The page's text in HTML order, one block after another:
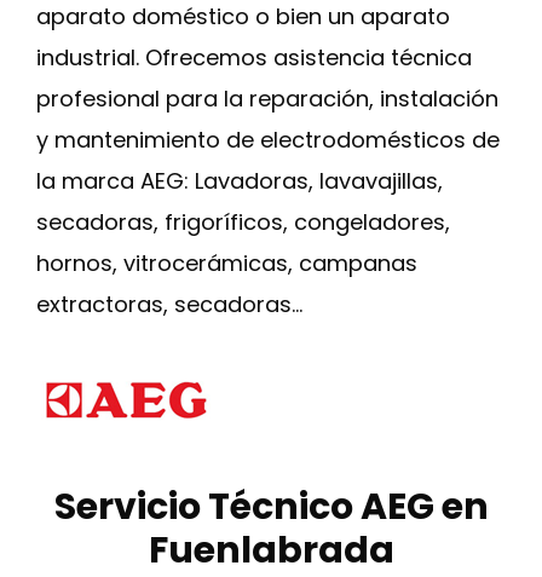
aparato doméstico o bien un aparato
industrial. Ofrecemos asistencia técnica
profesional para la reparación, instalación
y mantenimiento de electrodomésticos de
la marca AEG: Lavadoras, lavavajillas,
secadoras, frigoríficos, congeladores,
hornos, vitrocerámicas, campanas
extractoras, secadoras…
Servicio Técnico AEG en
Fuenlabrada